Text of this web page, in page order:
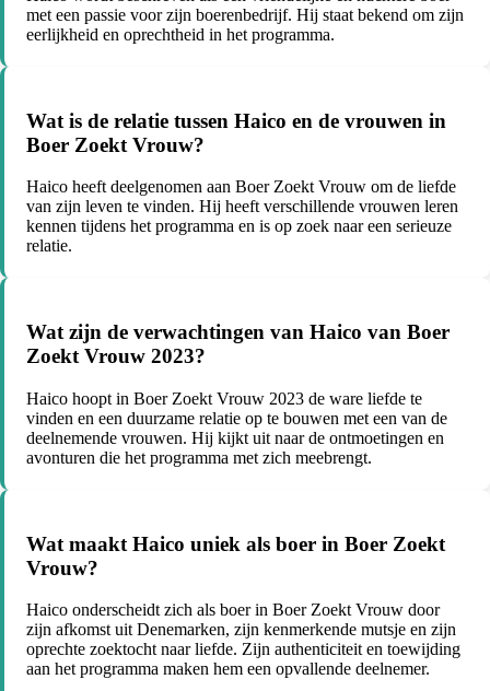
met een passie voor zijn boerenbedrijf. Hij staat bekend om zijn
eerlijkheid en oprechtheid in het programma.
Wat is de relatie tussen Haico en de vrouwen in
Boer Zoekt Vrouw?
Haico heeft deelgenomen aan Boer Zoekt Vrouw om de liefde
van zijn leven te vinden. Hij heeft verschillende vrouwen leren
kennen tijdens het programma en is op zoek naar een serieuze
relatie.
Wat zijn de verwachtingen van Haico van Boer
Zoekt Vrouw 2023?
Haico hoopt in Boer Zoekt Vrouw 2023 de ware liefde te
vinden en een duurzame relatie op te bouwen met een van de
deelnemende vrouwen. Hij kijkt uit naar de ontmoetingen en
avonturen die het programma met zich meebrengt.
Wat maakt Haico uniek als boer in Boer Zoekt
Vrouw?
Haico onderscheidt zich als boer in Boer Zoekt Vrouw door
zijn afkomst uit Denemarken, zijn kenmerkende mutsje en zijn
oprechte zoektocht naar liefde. Zijn authenticiteit en toewijding
aan het programma maken hem een opvallende deelnemer.